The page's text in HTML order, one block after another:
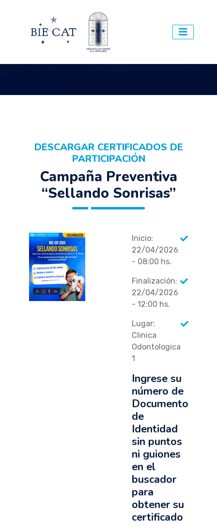
DESCARGAR CERTIFICADOS DE
PARTICIPACIÓN
Campaña Preventiva
“Sellando Sonrisas”
Inicio:
22/04/2026
- 08:00 hs.
Finalización:
22/04/2026
- 12:00 hs.
Lugar:
Clinica
Odontologica
1
Ingrese su
número de
Documento
de
Identidad
sin puntos
ni guiones
en el
buscador
para
obtener su
certificado